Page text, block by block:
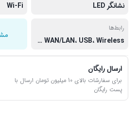
نشانگر LED Wi-Fi
رابط‌ها
RJ-45 LAN، RJ-45 WAN/LAN، USB، Wireless، شیار سیم کارت
ارسال رایگان
برای سفارشات بالای 10 میلیون تومان ارسال با
پست رایگان